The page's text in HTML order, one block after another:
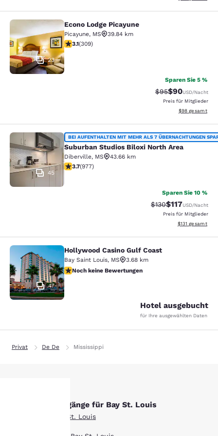
Econo Lodge Picayune
23
Econo Lodge Picayune
Picayune, MS
39.84 km
3.13-Sterne-Bewertung. Gut. 309 Bewertungen
3.1(309)
Sparen Sie 5 %
$95Vergünstigter
$90USD/Nacht
Preis für Mitglieder
Geschätzte
$98 gesamt
Suburban Studios Biloxi North Area
45
BEI AUFENTHALTEN MIT MEHR ALS 7 ÜBERNACHTUNGEN
Suburban Studios Biloxi North Area
Diberville, MS
43.66 km
3.72-Sterne-Bewertung. Gut. 977 Bewertungen
3.7(977)
Sparen Sie 10 %
Durchgestrichener
$130Vergünstigter
$117USD/Nacht
Preis für Mitglieder
Geschätzte
$131 gesamt
Hollywood Casino Gulf Coast
47
Hollywood Casino Gulf Coast
Bay Saint Louis, MS
3.68 km
Noch keine Bewertungen
Noch keine Bewertungen
Hotel ausgebucht
für Ihre ausgewählten Daten
Privat De De Mississippi
Andere Suchvorgänge für Bay St. Louis
Alle Hotels in Bay St. Louis